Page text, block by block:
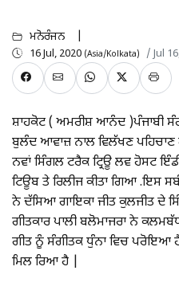
ਮਨੋਰੰਜਨ
16 Jul, 2020 (Asia/Kolkata) / Jul
ਸ਼ਾਹਕੋਟ ( ਅਮਰੀਸ਼ ਆਨੰਦ )ਪੰਜਾਬੀ
ਬੁਲੰਦ ਆਵਾਜ਼ ਨਾਲ ਵਿਲੱਖਣ ਪਹਿਚਾਣ
ਨਵਾਂ ਸਿੰਗਲ ਟਰੈਕ ਟ੍ਰਿਊ ਲਵ ਹੋਸਟ
ਟਿਊਬ ਤੇ ਰਿਲੀਜ ਕੀਤਾ ਗਿਆ .ਇਸ
ਨੇ ਦੱਸਿਆ ਗਾਇਕਾ ਜੀਤ ਕੁਲਜੀਤ ਦੇ
ਗੀਤਕਾਰ ਪਾਲੀ ਬਲੋਮਾਜਰਾ ਨੇ
ਗੀਤ ਨੂੰ ਸੰਗੀਤਕ ਧੁੰਨਾ ਵਿਚ ਪਰੋਇਆ
ਮਿਲ ਰਿਆ ਹੈ |